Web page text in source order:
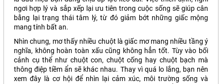
ngơi hợp lý và sắp xếp lại ưu tiên trong cuộc sống sẽ giúp cân
bằng lại trạng thái tâm lý, từ đó giảm bớt những giấc mộng
mang tính bất an.
Nhìn chung, mơ thấy nhiều chuột là giấc mơ mang nhiều tầng ý
nghĩa, không hoàn toàn xấu cũng không hẳn tốt. Tùy vào bối
cảnh cụ thể như chuột con, chuột cống hay chuột bạch mà
thông điệp tiềm ẩn sẽ khác nhau. Thay vì quá lo lắng, bạn nên
xem đây là cơ hội để nhìn lại cảm xúc, môi trường sống và